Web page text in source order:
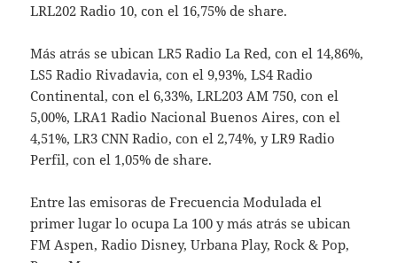
LRL202 Radio 10, con el 16,75% de share.
Más atrás se ubican LR5 Radio La Red, con el 14,86%,
LS5 Radio Rivadavia, con el 9,93%, LS4 Radio
Continental, con el 6,33%, LRL203 AM 750, con el
5,00%, LRA1 Radio Nacional Buenos Aires, con el
4,51%, LR3 CNN Radio, con el 2,74%, y LR9 Radio
Perfil, con el 1,05% de share.
Entre las emisoras de Frecuencia Modulada el
primer lugar lo ocupa La 100 y más atrás se ubican
FM Aspen, Radio Disney, Urbana Play, Rock & Pop,